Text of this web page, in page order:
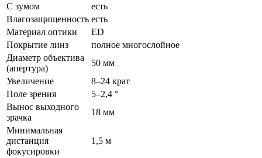
С зумом
есть
Влагозащищенность есть
Материал оптики
ED
Покрытие линз
полное многослойное
Диаметр объектива
(апертура)
50 мм
Увеличение
8–24 крат
Поле зрения
5–2,4 °
Вынос выходного
зрачка
18 мм
Минимальная
дистанция
фокусировки
1,5 м